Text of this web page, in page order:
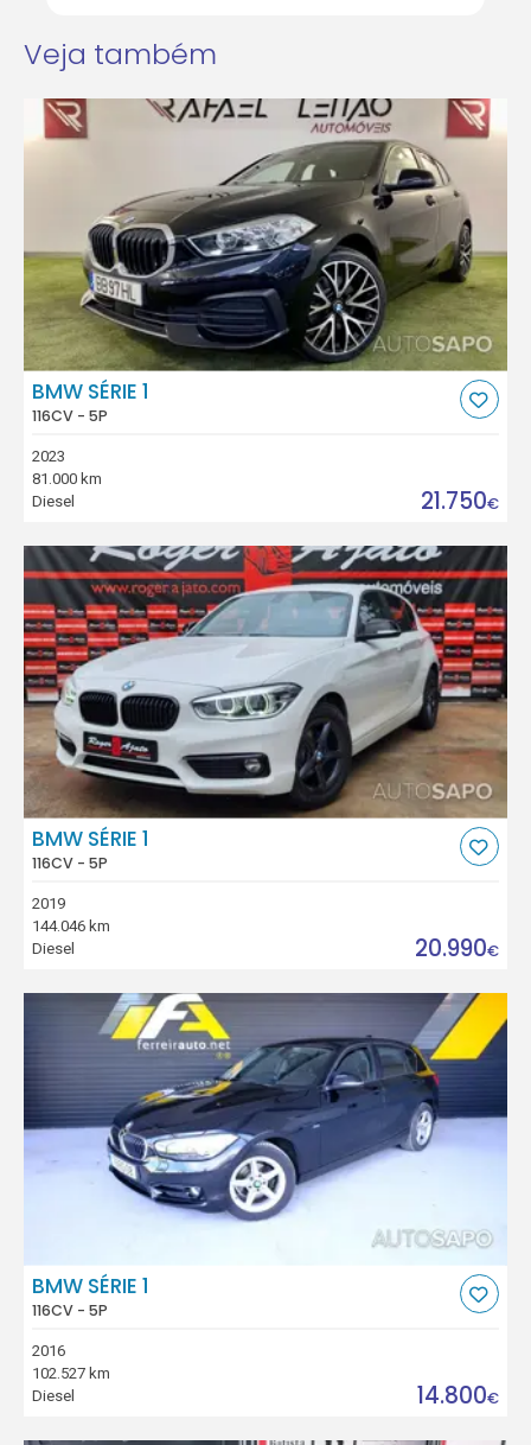
Veja também
BMW SÉRIE 1
116CV - 5P
2023
81.000 km
Diesel
21.750€
BMW SÉRIE 1
116CV - 5P
2019
144.046 km
Diesel
20.990€
BMW SÉRIE 1
116CV - 5P
2016
102.527 km
Diesel
14.800€